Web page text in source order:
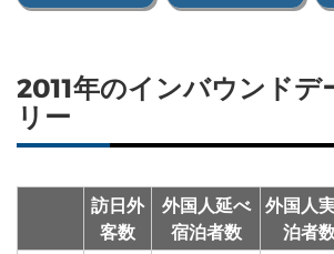
2011年のインバウンドデ
リー
訪日外
客数
外国人延べ
宿泊者数
外国人
泊者